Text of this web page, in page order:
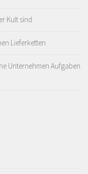
Kult sind
Lieferketten
Unternehmen Aufgaben